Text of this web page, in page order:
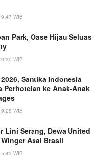
WIB
Park, Oase Hijau Seluas
WIB
Santika Indonesia
Perhotelan ke Anak-Anak
WIB
Lini Serang, Dewa United
Asal Brasil
WIB